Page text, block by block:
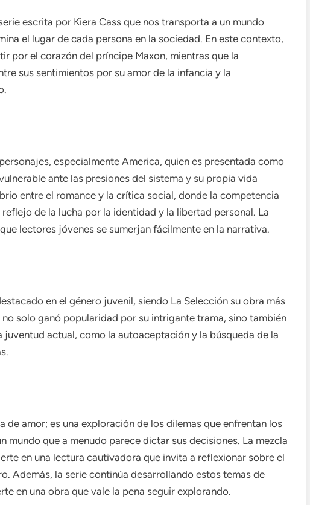
escrita por Kiera Cass que nos transporta a un mundo
el lugar de cada persona en la sociedad. En este contexto,
por el corazón del príncipe Maxon, mientras que la
sus sentimientos por su amor de la infancia y la
especialmente America, quien es presentada como
ante las presiones del sistema y su propia vida
entre el romance y la crítica social, donde la competencia
de la lucha por la identidad y la libertad personal. La
lectores jóvenes se sumerjan fácilmente en la narrativa.
en el género juvenil, siendo La Selección su obra más
solo ganó popularidad por su intrigante trama, sino también
juventud actual, como la autoaceptación y la búsqueda de la
de amor; es una exploración de los dilemas que enfrentan los
mundo que a menudo parece dictar sus decisiones. La mezcla
en una lectura cautivadora que invita a reflexionar sobre el
Además, la serie continúa desarrollando estos temas de
en una obra que vale la pena seguir explorando.